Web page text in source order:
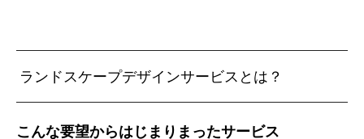
ランドスケープデザインサービスとは？
こんな要望からはじまりまったサービス